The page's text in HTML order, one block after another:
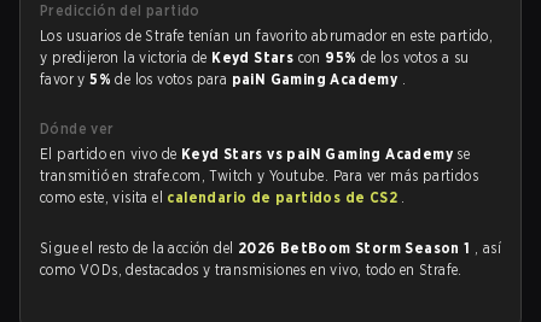
Predicción del partido
Los usuarios de Strafe tenían un favorito abrumador en este partido,
y predijeron la victoria de Keyd Stars con 95% de los votos a su
favor y5%de los votos para paiN Gaming Academy .
Dónde ver
El partido en vivo de Keyd Stars vs paiN Gaming Academy se
transmitió en strafe.com, Twitch y Youtube. Para ver más partidos
como este, visita el calendario de partidos de CS2 .
Sigue el resto de la acción del 2026 BetBoom Storm Season 1 , así
como VODs, destacados y transmisiones en vivo, todo en Strafe.